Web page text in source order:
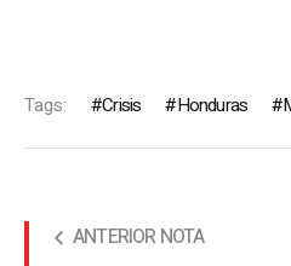
Tags: Crisis Honduras
ANTERIOR NOTA